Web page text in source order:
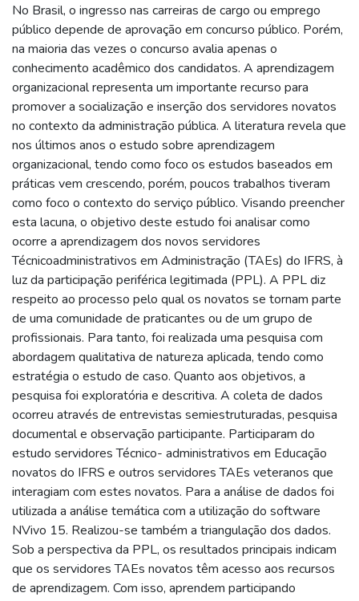
No Brasil, o ingresso nas carreiras de cargo ou emprego
público depende de aprovação em concurso público. Porém,
na maioria das vezes o concurso avalia apenas o
conhecimento acadêmico dos candidatos. A aprendizagem
organizacional representa um importante recurso para
promover a socialização e inserção dos servidores novatos
no contexto da administração pública. A literatura revela que
nos últimos anos o estudo sobre aprendizagem
organizacional, tendo como foco os estudos baseados em
práticas vem crescendo, porém, poucos trabalhos tiveram
como foco o contexto do serviço público. Visando preencher
esta lacuna, o objetivo deste estudo foi analisar como
ocorre a aprendizagem dos novos servidores
Técnicoadministrativos em Administração (TAEs) do IFRS, à
luz da participação periférica legitimada (PPL). A PPL diz
respeito ao processo pelo qual os novatos se tornam parte
de uma comunidade de praticantes ou de um grupo de
profissionais. Para tanto, foi realizada uma pesquisa com
abordagem qualitativa de natureza aplicada, tendo como
estratégia o estudo de caso. Quanto aos objetivos, a
pesquisa foi exploratória e descritiva. A coleta de dados
ocorreu através de entrevistas semiestruturadas, pesquisa
documental e observação participante. Participaram do
estudo servidores Técnico- administrativos em Educação
novatos do IFRS e outros servidores TAEs veteranos que
interagiam com estes novatos. Para a análise de dados foi
utilizada a análise temática com a utilização do software
NVivo 15. Realizou-se também a triangulação dos dados.
Sob a perspectiva da PPL, os resultados principais indicam
que os servidores TAEs novatos têm acesso aos recursos
de aprendizagem. Com isso, aprendem participando